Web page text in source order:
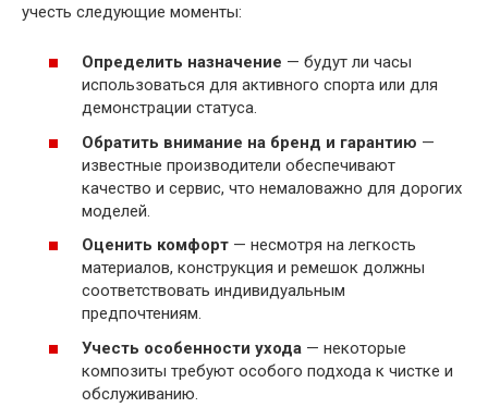
учесть следующие моменты:
Определить назначение — будут ли часы
использоваться для активного спорта или для
демонстрации статуса.
Обратить внимание на бренд и гарантию —
известные производители обеспечивают
качество и сервис, что немаловажно для дорогих
моделей.
Оценить комфорт — несмотря на легкость
материалов, конструкция и ремешок должны
соответствовать индивидуальным
предпочтениям.
Учесть особенности ухода — некоторые
композиты требуют особого подхода к чистке и
обслуживанию.